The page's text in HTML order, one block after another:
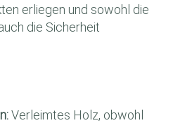
erliegen und sowohl die
die Sicherheit
Verleimtes Holz, obwohl